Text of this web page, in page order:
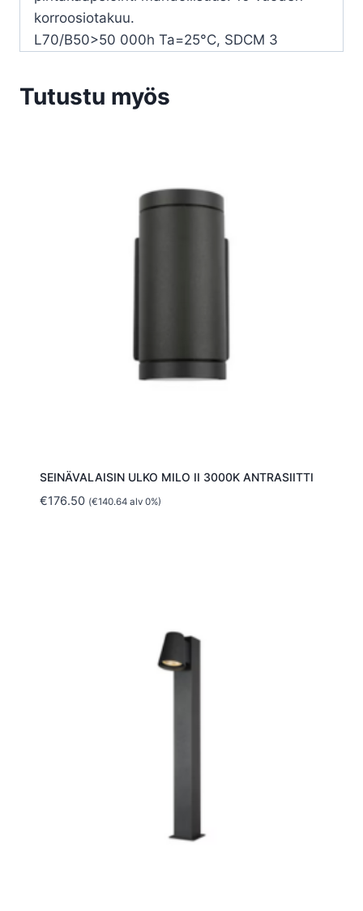
korroosiotakuu.
L70/B50>50 000h Ta=25°C, SDCM 3
Tutustu myös
SEINÄVALAISIN ULKO MILO II 3000K ANTRASIITTI
€176.50 (€140.64alv 0%)